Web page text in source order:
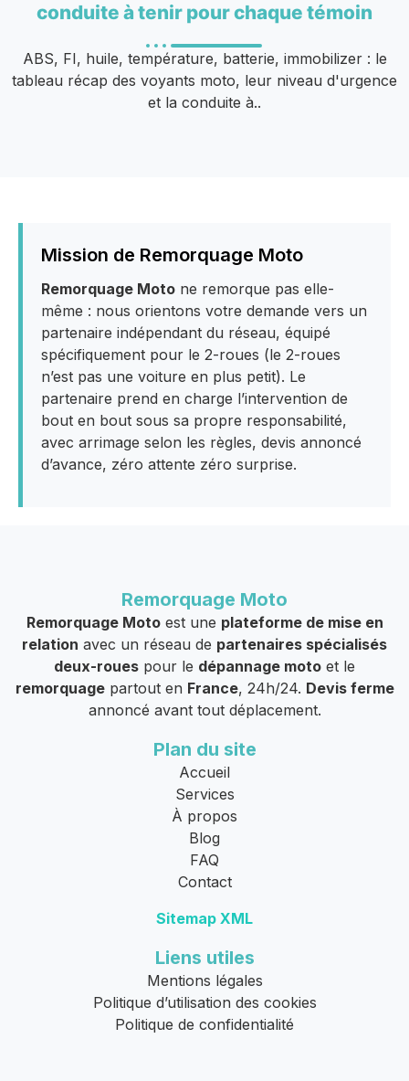
conduite à tenir pour chaque témoin
ABS, FI, huile, température, batterie, immobilizer : le
tableau récap des voyants moto, leur niveau d'urgence
et la conduite à..
Mission de Remorquage Moto
Remorquage Moto ne remorque pas elle-
même : nous orientons votre demande vers un
partenaire indépendant du réseau, équipé
spécifiquement pour le 2-roues (le 2-roues
n’est pas une voiture en plus petit). Le
partenaire prend en charge l’intervention de
bout en bout sous sa propre responsabilité,
avec arrimage selon les règles, devis annoncé
d’avance, zéro attente zéro surprise.
Remorquage Moto
Remorquage Motoest une plateforme de mise en
relation avec un réseau de partenaires spécialisés
deux-roues pour le dépannage moto et le
remorquagepartout en France, 24h/24. Devis ferme
annoncé avant tout déplacement.
Plan du site
Accueil
Services
À propos
Blog
FAQ
Contact
Sitemap XML
Liens utiles
Mentions légales
Politique d’utilisation des cookies
Politique de confidentialité